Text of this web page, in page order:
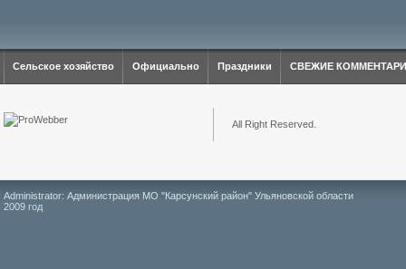
Сельское хозяйство Официально Праздники СВЕЖИЕ
All Right Reserved.
Administrator: Администрация МО "Карсунский район" Ульяновской области
2009 год